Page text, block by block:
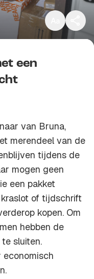
Kopieer link
een
van Bruna,
merendeel van de
tijdens de
mogen geen
een pakket
of tijdschrift
kopen. Om
hebben de
sluiten.
economisch